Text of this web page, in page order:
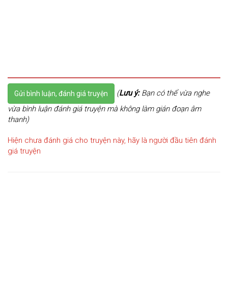
Gửi bình luận, đánh giá truyện (Lưu ý:Bạn có thể vừa nghe
vừa bình luận đánh giá truyện mà không làm gián đoạn âm
thanh)
Hiện chưa đánh giá cho truyện này, hãy là người đầu tiên đánh
giá truyện